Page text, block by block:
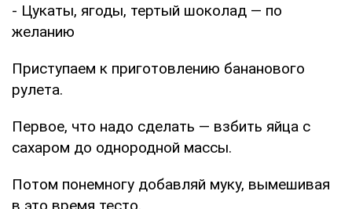
- Цукаты, ягоды, тертый шоколад — по
желанию
Приступаем к приготовлению бананового
рулета.
Первое, что надо сделать — взбить яйца с
сахаром до однородной массы.
Потом понемногу добавляй муку, вымешивая
в это время тесто.